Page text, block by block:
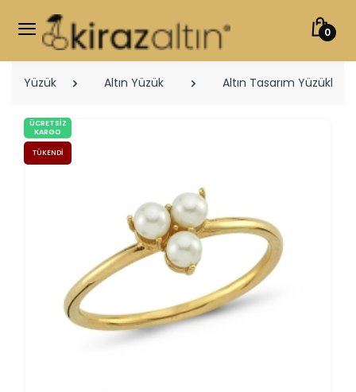
0
Yüzük Altın Yüzük Altın Tasarım Yüzükler
ÜCRETSIZ
KARGO
TÜKENDI